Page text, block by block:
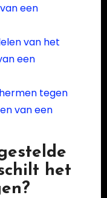
een
van het
een
tegen
van een
het